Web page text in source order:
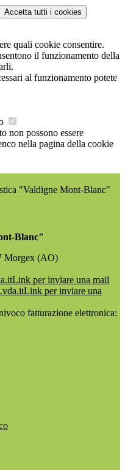
Accetta tutti i cookies
quali cookie consentire.
il funzionamento della
al funzionamento potete
non possono essere
nella pagina della cookie
"Valdigne Mont-Blanc"
Blanc"
Morgex (AO)
Link per inviare una mail
Link per inviare una
fatturazione elettronica: